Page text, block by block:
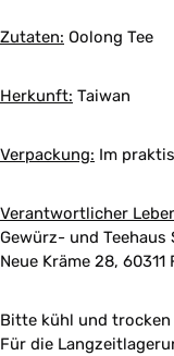
Zutaten: Oolong Tee
Herkunft: Taiwan
Verpackung: Im
Verantwortlicher
Gewürz- und Teehaus
Neue Kräme 28,
Bitte kühl und trocken
Für die